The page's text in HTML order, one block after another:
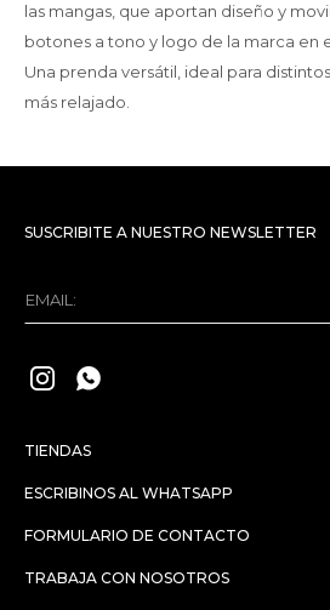
las mangas, que aportan diseño y
botones a tono y logo de la marca en
Una prenda versátil, ideal para
más relajado.
TIENDAS
ESCRIBINOS AL WHATSAPP
FORMULARIO DE CONTACTO
TRABAJA CON NOSOTROS
SUSCRIBITE A NUESTRO NEWSLETTER
 